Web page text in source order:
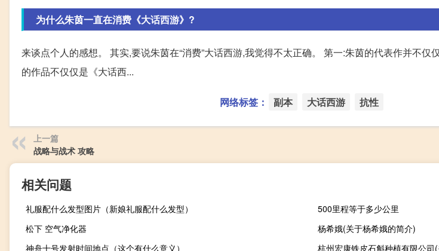
为什么朱茵一直在消费《大话西游》?
来谈点个人的感想。 其实,要说朱茵在“消费”大话西游,我觉得不太正确。 第一:朱茵的代表作并不仅
的作品不仅仅是《大话西...
网络标签： 副本 大话西游 抗性
上一篇
战略与战术 攻略
相关问题
礼服配什么发型图片（新娘礼服配什么发型）
500里程等于多少公里
松下 空气净化器
杨希娥(关于杨希娥的简介)
神舟十号发射时间地点（这个有什么意义）